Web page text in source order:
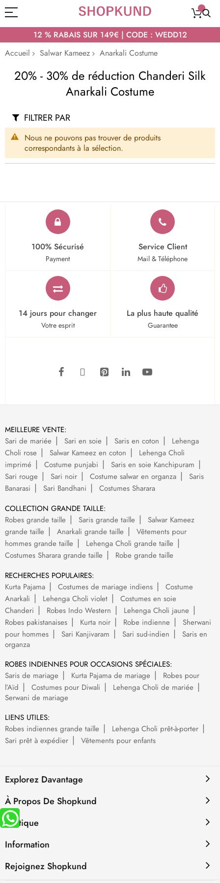
12 % RABAIS SUR 149€ | CODE : WEDD12
Accueil
Salwar Kameez Anarkali Costume
20% - 30% de réduction Chanderi Silk
Anarkali Costume
Nous ne pouvons pas trouver de produits
correspondants à la sélection.
FILTRER PAR
100% Sécurisé
Payment
Service Client
Mail & Téléphone
14 jours pour changer
Votre esprit
La plus haute qualité
Guarantee
MEILLEURE VENTE:
Sari de mariée
Sari en soie Saris en coton
Lehenga
Choli rose
Salwar Kameez en coton
Lehenga Choli
imprimé
Costume punjabi
Saris en soie Kanchipuram
Sari rouge
Sari noir Costume salwar en organza
Saris
Banarasi
Sari Bandhani
Costumes Sharara
COLLECTION GRANDE TAILLE:
Robes grande taille
Saris grande taille
Salwar Kameez
grande taille
Anarkali grande taille
Vêtements pour
hommes grande taille
Lehenga Choli grande taille
Costumes Sharara grande taille
Robe grande taille
RECHERCHES POPULAIRES:
Kurta Pajama
Costumes de mariage indiens
Costume
Anarkali
Lehenga Choli violet
Costumes en soie
Chanderi
Robes Indo Western
Lehenga Choli jaune
Robes pakistanaises
Kurta noir Robe indienne
Sherwani
pour hommes
Sari Kanjivaram Sari sud-indien
Saris en
organza
ROBES INDIENNES POUR OCCASIONS SPÉCIALES:
Saris de mariage
Kurta Pajama de mariage
Robes pour
l’Aïd
Costumes pour Diwali
Lehenga Choli de mariée
Serwani de mariage
LIENS UTILES:
Robes indiennes grande taille
Lehenga Choli prêt-à-porter
Sari prêt à expédier
Vêtements pour enfants
Explorez Davantage
À Propos De Shopkund
Politique
Information
Rejoignez Shopkund